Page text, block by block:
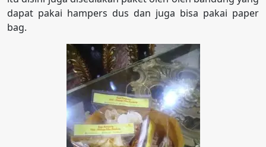
dapat pakai hampers dus dan juga bisa pakai paper
bag.